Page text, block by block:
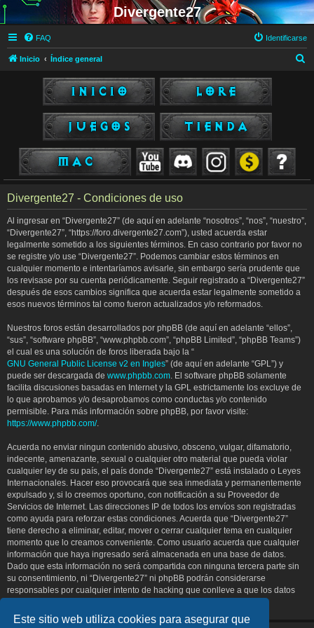
Este sitio web utiliza cookies para asegurar que
Divergente27
FAQ Identificarse
Inicio Índice general
Divergente27 - Condiciones de uso
Al ingresar en “Divergente27” (de aquí en adelante “nosotros”, “nos”, “nuestro”,
“Divergente27”, “https://foro.divergente27.com”), usted acuerda estar
legalmente sometido a los siguientes términos. En caso contrario por favor no
se registre y/o use “Divergente27”. Podemos cambiar estos términos en
cualquier momento e intentaríamos avisarle, sin embargo sería prudente que
los revisase por su cuenta periódicamente. Seguir registrado a “Divergente27”
después de esos cambios significa que acuerda estar legalmente sometido a
esos nuevos términos tal como fueron actualizados y/o reformados.
Nuestros foros están desarrollados por phpBB (de aquí en adelante “ellos”,
“sus”, “software phpBB”, “www.phpbb.com”, “phpBB Limited”, “phpBB Teams”)
el cual es una solución de foros liberada bajo la “
GNU General Public License v2 en Ingles” (de aquí en adelante “GPL”) y
puede ser descargada de www.phpbb.com. El software phpBB solamente
facilita discusiones basadas en Internet y la GPL estrictamente los excluye de
lo que aprobamos y/o desaprobamos como conductas y/o contenido
permisible. Para más información sobre phpBB, por favor visite:
https://www.phpbb.com/.
Acuerda no enviar ningun contenido abusivo, obsceno, vulgar, difamatorio,
indecente, amenazante, sexual o cualquier otro material que pueda violar
cualquier ley de su país, el país donde “Divergente27” está instalado o Leyes
Internacionales. Hacer eso provocará que sea inmediata y permanentemente
expulsado y, si lo creemos oportuno, con notificación a su Proveedor de
Servicios de Internet. Las direcciones IP de todos los envíos son registradas
como ayuda para reforzar estas condiciones. Acuerda que “Divergente27”
tiene derecho a eliminar, editar, mover o cerrar cualquier tema en cualquier
momento que lo creamos conveniente. Como usuario acuerda que cualquier
información que haya ingresado será almacenada en una base de datos.
Dado que esta información no será compartida con ninguna tercera parte sin
su consentimiento, ni “Divergente27” ni phpBB podrán considerarse
responsables por cualquier intento de hacking que conlleve a que los datos